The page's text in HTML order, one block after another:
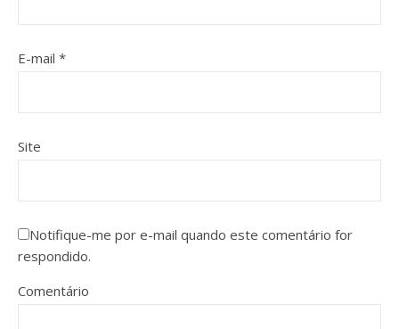
E-mail *
Site
Notifique-me por e-mail quando este comentário for
respondido.
Comentário